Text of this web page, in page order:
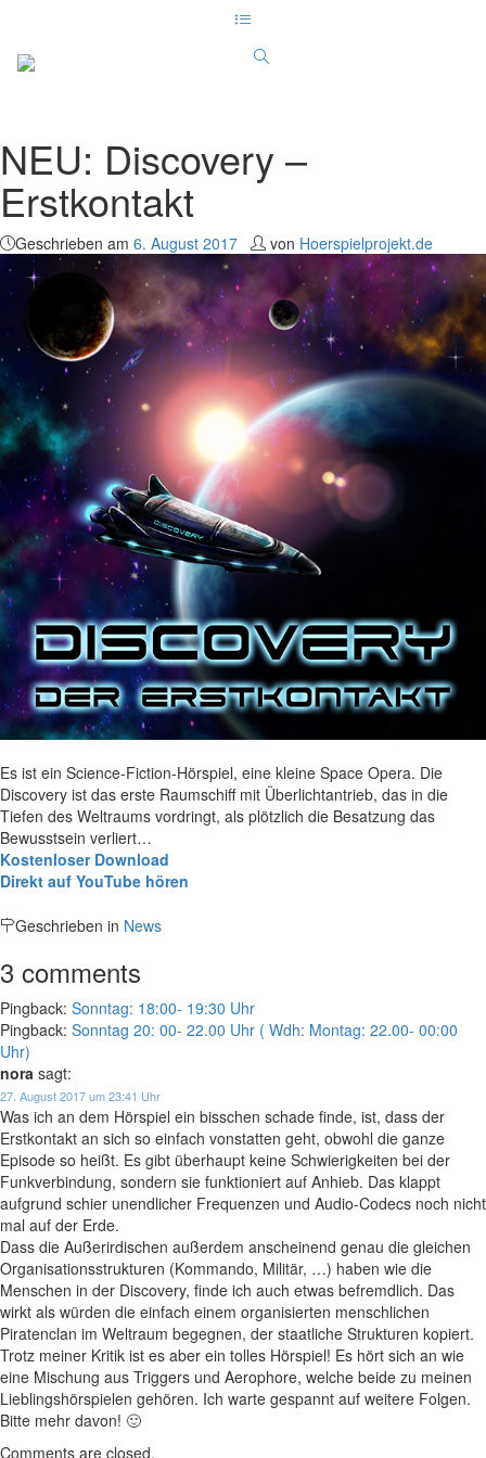
NEU: Discovery –
Erstkontakt
Geschrieben am 6. August 2017 von Hoerspielprojekt.de
Es ist ein Science-Fiction-Hörspiel, eine kleine Space Opera. Die
Discovery ist das erste Raumschiff mit Überlichtantrieb, das in die
Tiefen des Weltraums vordringt, als plötzlich die Besatzung das
Bewusstsein verliert…
Kostenloser Download
Direkt auf YouTube hören
Geschrieben in News
3 comments
Pingback: Sonntag: 18:00- 19:30 Uhr
Pingback: Sonntag 20: 00- 22.00 Uhr ( Wdh: Montag: 22.00- 00:00
Uhr)
nora sagt:
27. August 2017 um 23:41 Uhr
Was ich an dem Hörspiel ein bisschen schade finde, ist, dass der
Erstkontakt an sich so einfach vonstatten geht, obwohl die ganze
Episode so heißt. Es gibt überhaupt keine Schwierigkeiten bei der
Funkverbindung, sondern sie funktioniert auf Anhieb. Das klappt
aufgrund schier unendlicher Frequenzen und Audio-Codecs noch nicht
mal auf der Erde.
Dass die Außerirdischen außerdem anscheinend genau die gleichen
Organisationsstrukturen (Kommando, Militär, …) haben wie die
Menschen in der Discovery, finde ich auch etwas befremdlich. Das
wirkt als würden die einfach einem organisierten menschlichen
Piratenclan im Weltraum begegnen, der staatliche Strukturen kopiert.
Trotz meiner Kritik ist es aber ein tolles Hörspiel! Es hört sich an wie
eine Mischung aus Triggers und Aerophore, welche beide zu meinen
Lieblingshörspielen gehören. Ich warte gespannt auf weitere Folgen.
Bitte mehr davon! 🙂
Comments are closed.